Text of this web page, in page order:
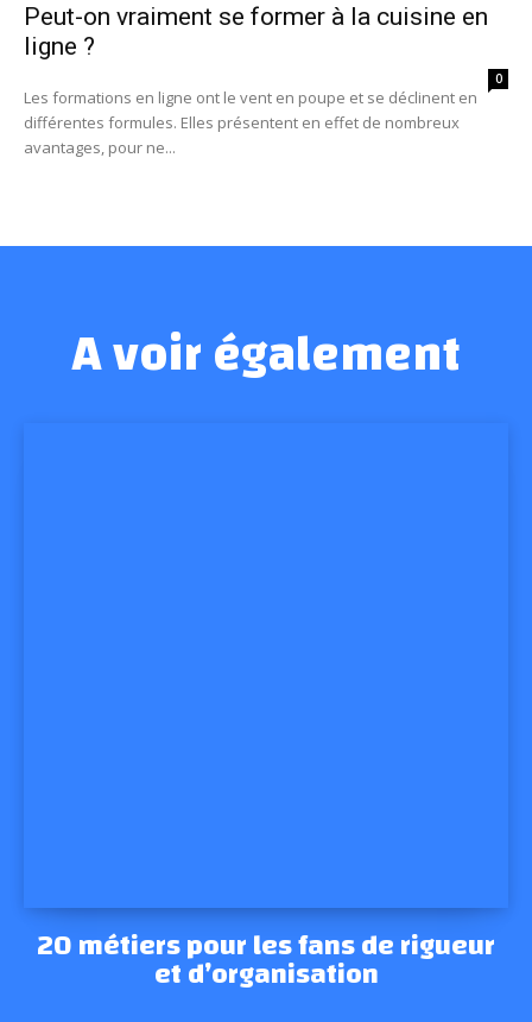
Peut-on vraiment se former à la cuisine en
ligne ?
0
Les formations en ligne ont le vent en poupe et se déclinent en
différentes formules. Elles présentent en effet de nombreux
avantages, pour ne...
A voir également
20 métiers pour les fans de rigueur
et d’organisation